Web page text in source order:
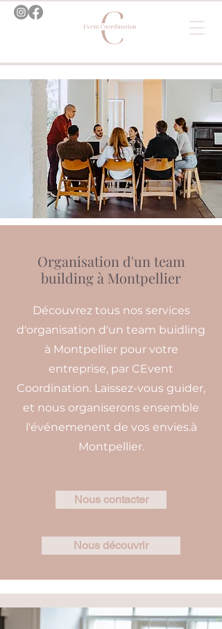
Organisation d'un team
building à Montpellier
Découvrez tous nos services
d'organisation d'un team buidling
à Montpellier pour votre
entreprise, par CEvent
Coordination. Laissez-vous guider,
et nous organiserons ensemble
l'événemenent de vos envies.à
Montpellier.
Nous contacter
Nous découvrir